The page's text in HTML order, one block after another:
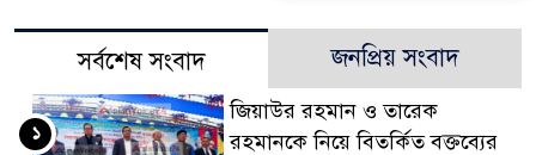
সর্বশেষ সংবাদ জনপ্রিয় সংবাদ
জিয়াউর রহমান ও তারেক
রহমানকে নিয়ে বিতর্কিত বক্তব্যের
১